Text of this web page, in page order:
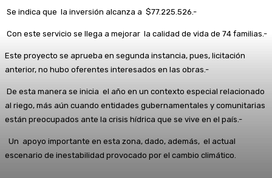
Se indica que la inversión alcanza a $77.225.526.-
Con este servicio se llega a mejorar la calidad de vida de 74 familias.-
Este proyecto se aprueba en segunda instancia, pues, licitación
anterior, no hubo oferentes interesados en las obras.-
De esta manera se inicia el año en un contexto especial relacionado
al riego, más aún cuando entidades gubernamentales y comunitarias
están preocupados ante la crisis hídrica que se vive en el país.-
Un apoyo importante en esta zona, dado, además, el actual
escenario de inestabilidad provocado por el cambio climático.